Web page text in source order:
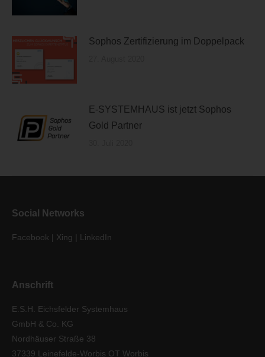
Sophos Zertifizierung im Doppelpack
E-SYSTEMHAUS ist jetzt Sophos
Gold Partner
Social Networks
Facebook | Xing | LinkedIn
Anschrift
E.S.H. Eichsfelder Systemhaus
GmbH & Co. KG
Nordhäuser Straße 38
37339 Leinefelde-Worbis OT Worbis